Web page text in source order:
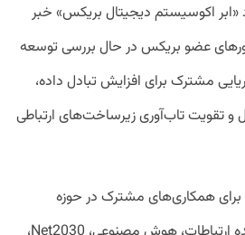
«ابر اکوسیستم دیجیتال بریکس» خبر
عضو بریکس در حال بررسی توسعه
مشترک برای افزایش تبادل داده،
و تقویت تاب‌آوری زیرساخت‌های ارتباطی
برای همکاری‌های مشترک در حوزه